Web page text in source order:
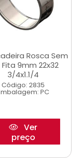
Rosca Sem
Fita 9mm 22x32
3/4x1.1/4
Código: 2835
PC
Ver
preço